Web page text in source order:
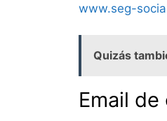
www.seg-
Quizás
Email